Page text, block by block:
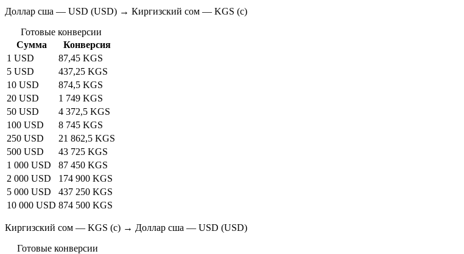
Доллар сша — USD (USD) → Киргизский сом — KGS (с)
Готовые конверсии
Сумма
Конверсия
1 USD
87,45 KGS
5 USD
437,25 KGS
10 USD
874,5 KGS
20 USD
1 749 KGS
50 USD
4 372,5 KGS
100 USD
8 745 KGS
250 USD
21 862,5 KGS
500 USD
43 725 KGS
1 000 USD
87 450 KGS
2 000 USD
174 900 KGS
5 000 USD
437 250 KGS
10 000 USD 874 500 KGS
Киргизский сом — KGS (с) → Доллар сша — USD (USD)
Готовые конверсии